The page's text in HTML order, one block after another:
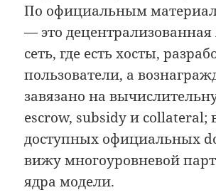
По официальным
— это децентрализованная
сеть, где есть хосты,
пользователи, а
завязано на
escrow, subsidy и collateral;
доступных официальных
вижу многоуровневой
ядра модели.